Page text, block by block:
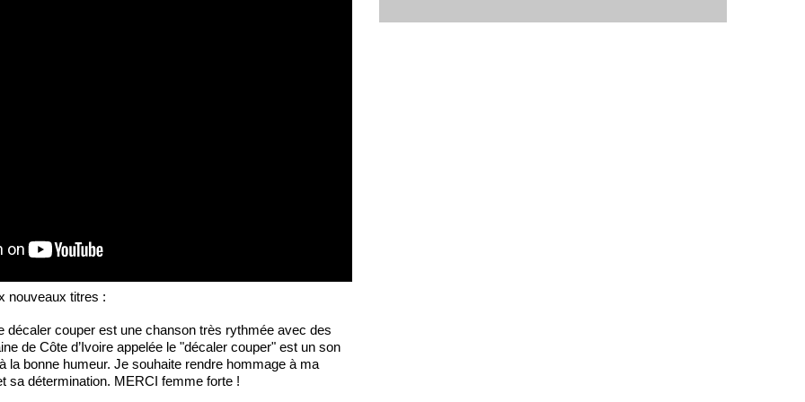
nouveaux titres :
décaler couper est une chanson très rythmée avec des
de Côte d’Ivoire appelée le "décaler couper" est un son
la bonne humeur. Je souhaite rendre hommage à ma
sa détermination. MERCI femme forte !